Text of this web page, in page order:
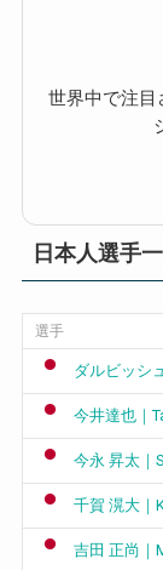
世界中で注目
日本人選手
選手
ダルビッシ
今井達也｜
今永 昇太｜
千賀 滉大｜
吉田 正尚｜